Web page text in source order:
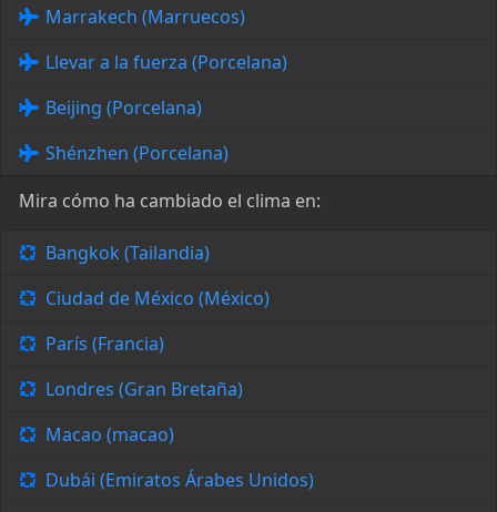
Marrakech (Marruecos)
Llevar a la fuerza (Porcelana)
Beijing (Porcelana)
Shénzhen (Porcelana)
Mira cómo ha cambiado el clima en:
Bangkok (Tailandia)
Ciudad de México (México)
París (Francia)
Londres (Gran Bretaña)
Macao (macao)
Dubái (Emiratos Árabes Unidos)